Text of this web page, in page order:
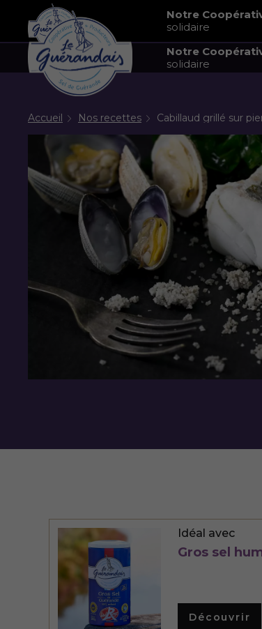
Notre
solidaire
Notre
solidaire
Accueil Nos recettes Cabillaud grillé sur
Idéal avec
Gros sel
Découvrir